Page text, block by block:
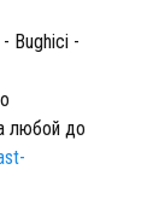
Bughici -
любой до